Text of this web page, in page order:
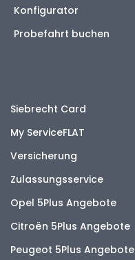
Konfigurator
Probefahrt buchen
Siebrecht Card
My ServiceFLAT
Versicherung
Zulassungsservice
Opel 5Plus Angebote
Citroën 5Plus Angebote
Peugeot 5Plus Angebote